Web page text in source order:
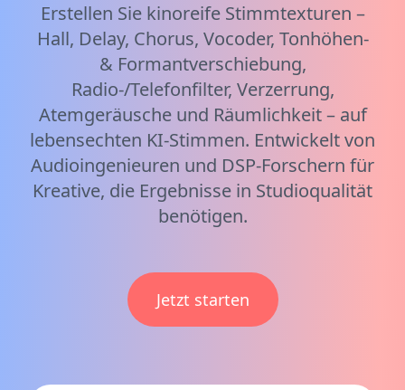
Erstellen Sie kinoreife Stimmtexturen –
Hall, Delay, Chorus, Vocoder, Tonhöhen-
& Formantverschiebung,
Radio-/Telefonfilter, Verzerrung,
Atemgeräusche und Räumlichkeit – auf
lebensechten KI-Stimmen. Entwickelt von
Audioingenieuren und DSP-Forschern für
Kreative, die Ergebnisse in Studioqualität
benötigen.
Jetzt starten